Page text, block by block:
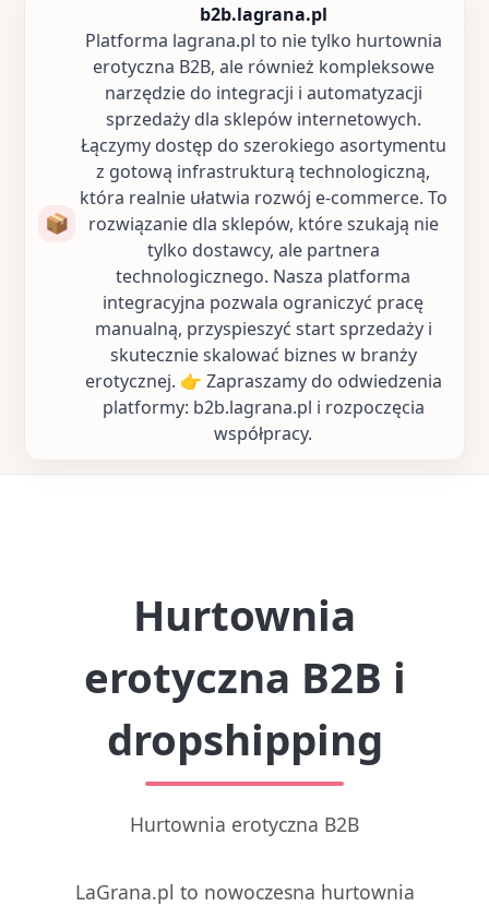
📦
b2b.lagrana.pl
Platforma lagrana.pl to nie tylko hurtownia
erotyczna B2B, ale również kompleksowe
narzędzie do integracji i automatyzacji
sprzedaży dla sklepów internetowych.
Łączymy dostęp do szerokiego asortymentu
z gotową infrastrukturą technologiczną,
która realnie ułatwia rozwój e-commerce. To
rozwiązanie dla sklepów, które szukają nie
tylko dostawcy, ale partnera
technologicznego. Nasza platforma
integracyjna pozwala ograniczyć pracę
manualną, przyspieszyć start sprzedaży i
skutecznie skalować biznes w branży
erotycznej. 👉 Zapraszamy do odwiedzenia
platformy: b2b.lagrana.pl i rozpoczęcia
współpracy.
Hurtownia
erotyczna B2B i
dropshipping
Hurtownia erotyczna B2B
LaGrana.pl to nowoczesna hurtownia